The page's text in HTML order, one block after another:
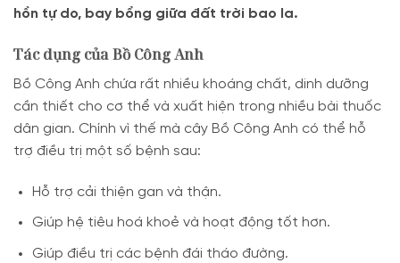
hồn tự do, bay bổng giữa đất trời bao la.
Tác dụng của Bồ Công Anh
Bồ Công Anh chứa rất nhiều khoáng chất, dinh dưỡng
cần thiết cho cơ thể và xuất hiện trong nhiều bài thuốc
dân gian. Chính vì thế mà cây Bồ Công Anh có thể hỗ
trợ điều trị một số bệnh sau:
Hỗ trợ cải thiện gan và thận.
Giúp hệ tiêu hoá khoẻ và hoạt động tốt hơn.
Giúp điều trị các bệnh đái tháo đường.